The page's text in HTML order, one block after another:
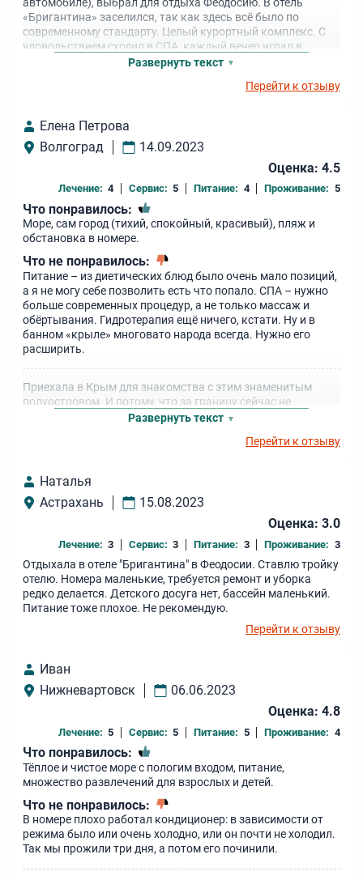
«Бригантина» заселился, так как здесь всё было по
современному стандарту. Целый курортный комплекс. С
удовольствием сходил в СПА, каждый вечер играл в
бильярд, а утром и после обеда до заката проводил время
хуже, чем на материке. Обязательно вернусь с семьёй и
Развернуть текст
Перейти к отзыву
Елена Петрова
Волгоград
14.09.2023
Оценка: 4.5
Лечение: 4 Сервис: 5 Питание: 4 Проживание: 5
Что понравилось:
Море, сам город (тихий, спокойный, красивый), пляж и
обстановка в номере.
Что не понравилось:
Питание – из диетических блюд было очень мало позиций,
а я не могу себе позволить есть что попало. СПА – нужно
больше современных процедур, а не только массаж и
обёртывания. Гидротерапия ещё ничего, кстати. Ну и в
банном «крыле» многовато народа всегда. Нужно его
расширить.
Приехала в Крым для знакомства с этим знаменитым
полуостровом. И потому, что за границу сейчас не
полетаешь. Я привыкла к высокому уровню отдыха и
«Бригантина» понравился своим современным видом и
инфраструктурой. Если сильно не придираться, то было
хорошо. Даже не нормально, а лучше. Конечно, были
недочёты. Но это мелочи. Уверена, здесь меня услышали и
Развернуть текст
Перейти к отзыву
Наталья
Астрахань
15.08.2023
Оценка: 3.0
Лечение: 3 Сервис: 3 Питание: 3 Проживание: 3
Отдыхала в отеле "Бригантина" в Феодосии. Ставлю тройку
отелю. Номера маленькие, требуется ремонт и уборка
редко делается. Детского досуга нет, бассейн маленький.
Питание тоже плохое. Не рекомендую.
Перейти к отзыву
Иван
Нижневартовск
06.06.2023
Оценка: 4.8
Лечение: 5 Сервис: 5 Питание: 5 Проживание: 4
Что понравилось:
Тёплое и чистое море с пологим входом, питание,
множество развлечений для взрослых и детей.
Что не понравилось:
В номере плохо работал кондиционер: в зависимости от
режима было или очень холодно, или он почти не холодил.
Так мы прожили три дня, а потом его починили.